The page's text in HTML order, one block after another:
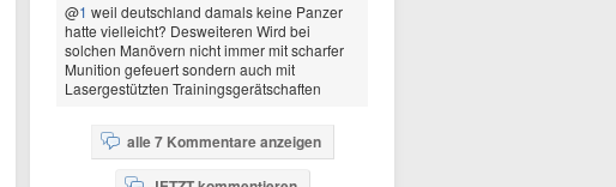
@1 weil deutschland damals keine Panzer
hatte vielleicht? Desweiteren Wird bei
solchen Manövern nicht immer mit scharfer
Munition gefeuert sondern auch mit
Lasergestützten Trainingsgerätschaften
alle 7 Kommentare anzeigen